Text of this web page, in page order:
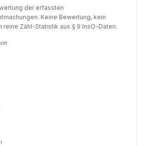
der erfassten
Keine Bewertung, kein
reine Zähl-Statistik aus § 9 InsO-Daten.